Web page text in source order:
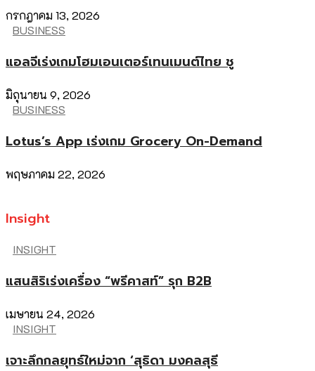
กรกฎาคม 13, 2026
BUSINESS
แอลจีเร่งเกมโฮมเอนเตอร์เทนเมนต์ไทย ชู
มิถุนายน 9, 2026
BUSINESS
Lotus’s App เร่งเกม Grocery On-Demand
พฤษภาคม 22, 2026
Insight
INSIGHT
แสนสิริเร่งเครื่อง “พรีคาสท์” รุก B2B
เมษายน 24, 2026
INSIGHT
เจาะลึกกลยุทธ์ใหม่จาก ‘สุธิดา มงคลสุธี